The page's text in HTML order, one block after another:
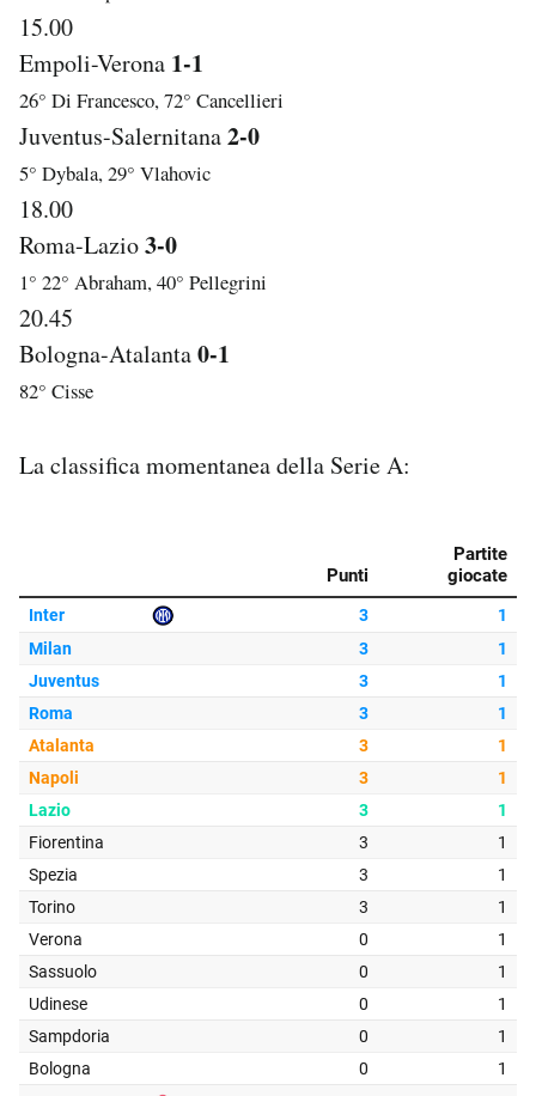
15.00
Empoli-Verona 1-1
26° Di Francesco, 72° Cancellieri
Juventus-Salernitana2-0
5° Dybala, 29° Vlahovic
18.00
Roma-Lazio3-0
1° 22° Abraham, 40° Pellegrini
20.45
Bologna-Atalanta0-1
82° Cisse
La classifica momentanea della Serie A: